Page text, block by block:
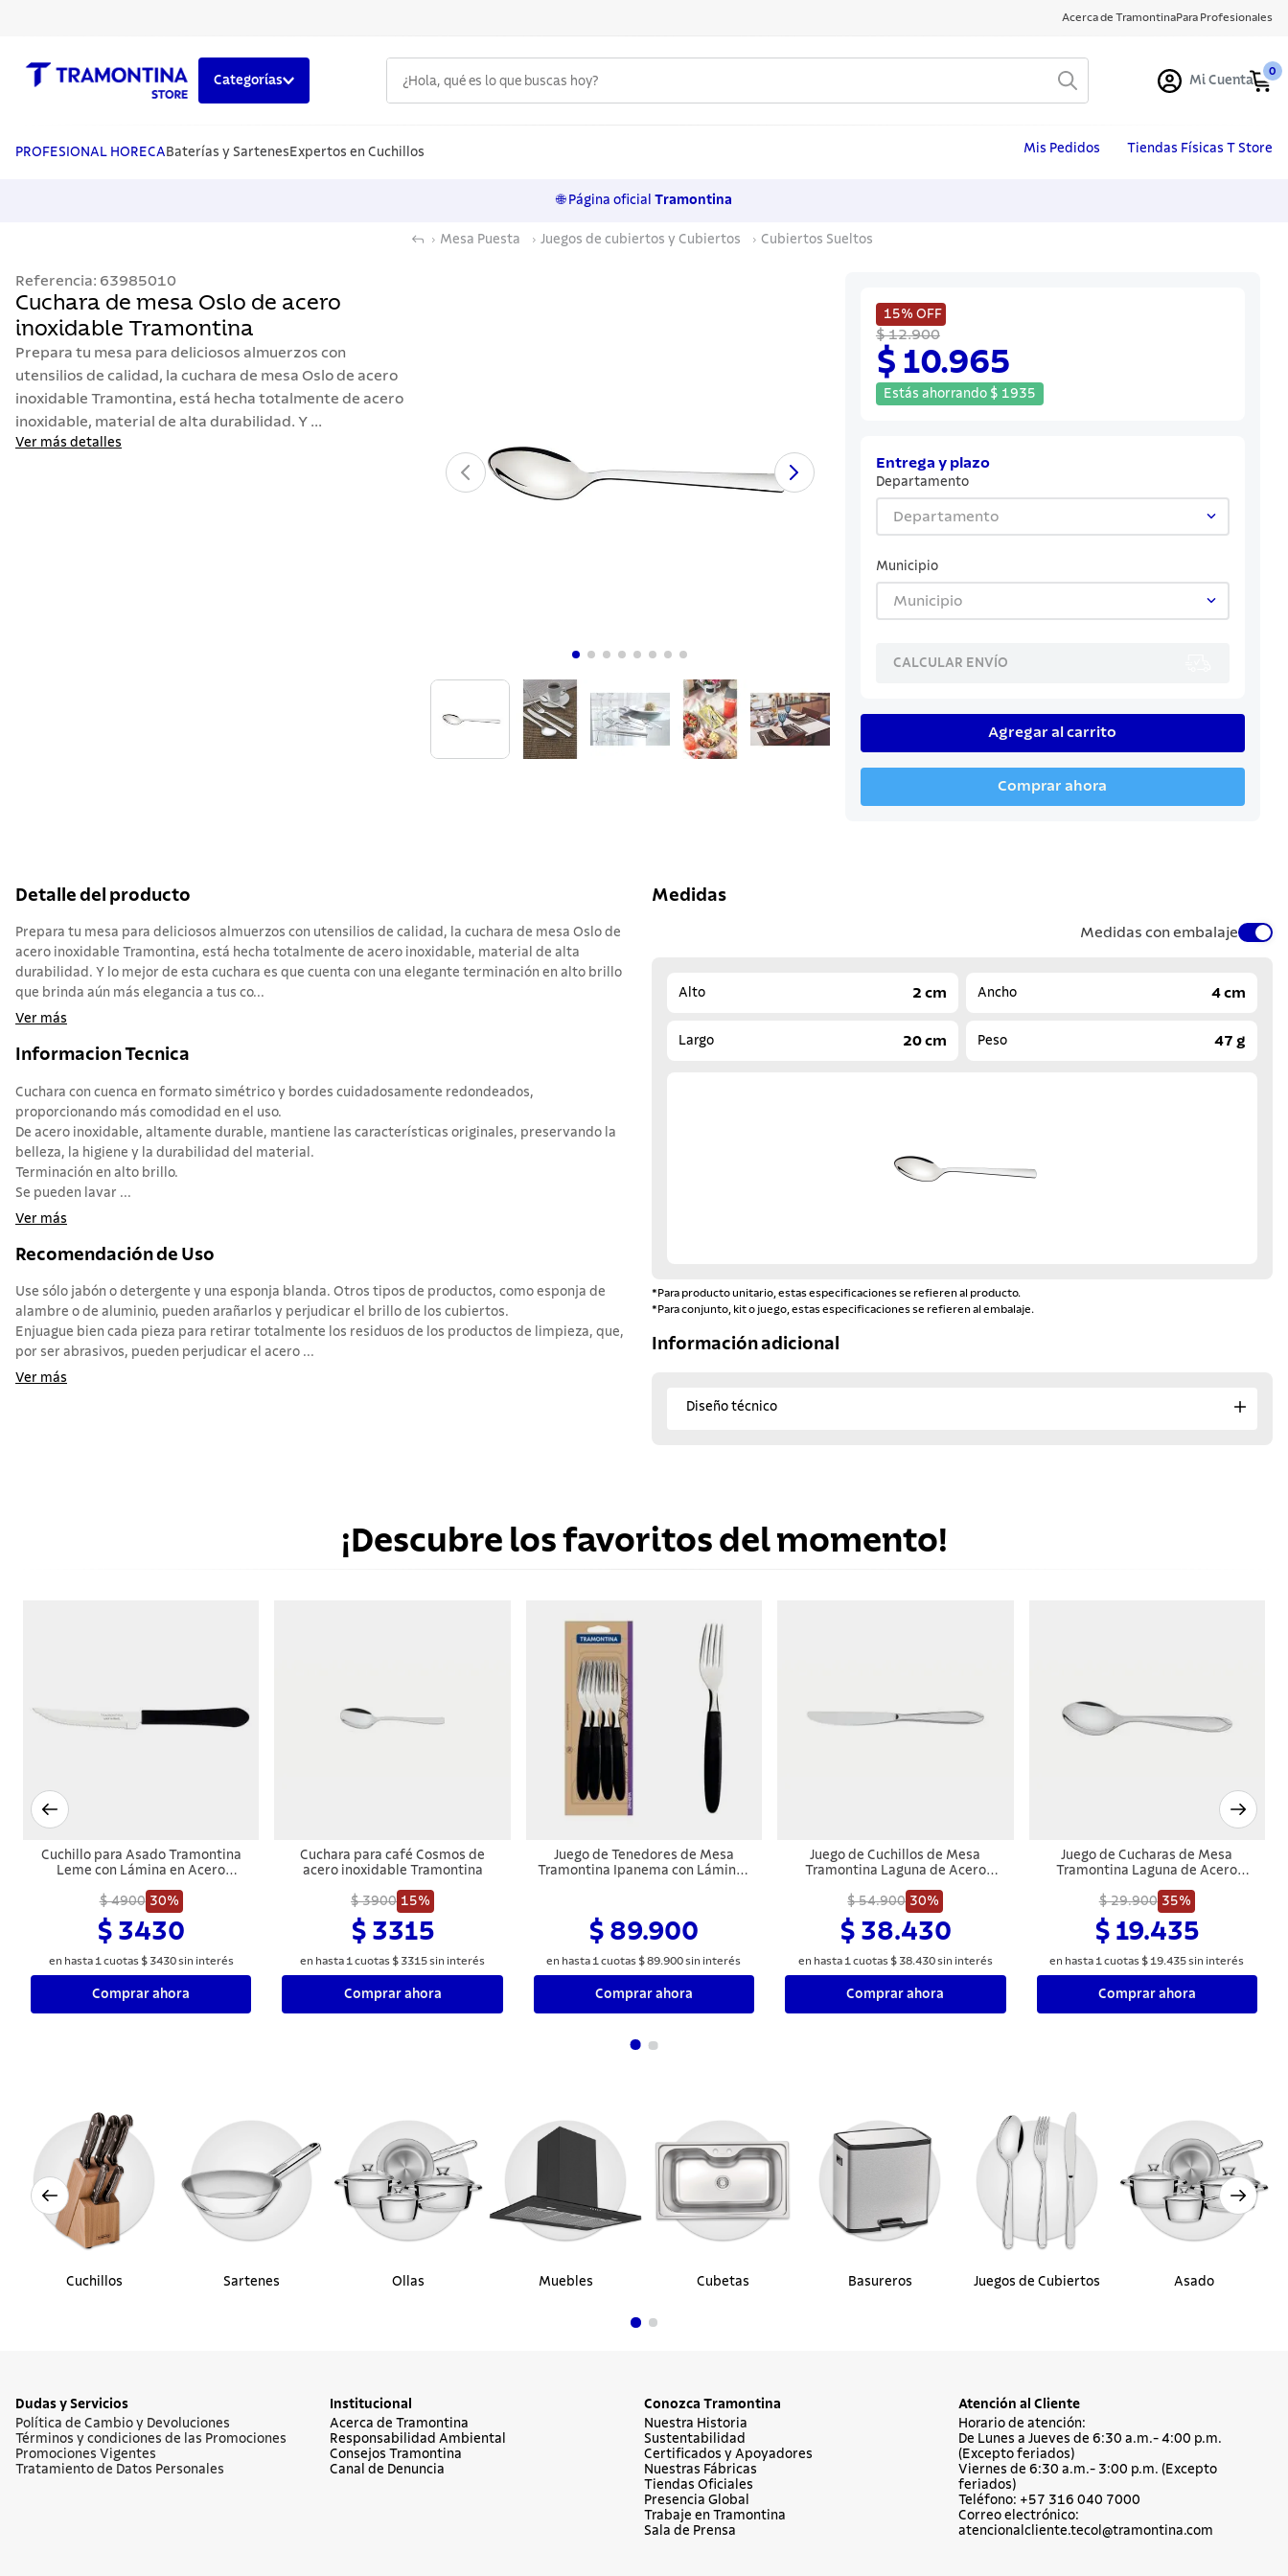
Acerca de TramontinaPara Profesionales
Categorías Mi Cuenta
0
PROFESIONAL HORECA Baterías y Sartenes Expertos en Cuchillos Mis Pedidos Tiendas Físicas T Store
🌐 Página oficial Tramontina
Mesa Puesta Juegos de cubiertos y Cubiertos Cubiertos Sueltos
Referencia: 63985010
Cuchara de mesa Oslo de acero
inoxidable Tramontina
Prepara tu mesa para deliciosos almuerzos con
utensilios de calidad, la cuchara de mesa Oslo de acero
inoxidable Tramontina, está hecha totalmente de acero
inoxidable, material de alta durabilidad. Y ...
Ver más detalles
15% OFF
$ 12.900
$ 10.965
Estás ahorrando $ 1935
Entrega y plazo
Departamento
Departamento
Municipio
Municipio
CALCULAR ENVÍO
Agregar al carrito
Comprar ahora
Detalle del producto
Prepara tu mesa para deliciosos almuerzos con utensilios de calidad, la cuchara de mesa Oslo de
acero inoxidable Tramontina, está hecha totalmente de acero inoxidable, material de alta
durabilidad. Y lo mejor de esta cuchara es que cuenta con una elegante terminación en alto brillo
que brinda aún más elegancia a tus co...
Ver más
Informacion Tecnica
Cuchara con cuenca en formato simétrico y bordes cuidadosamente redondeados,
proporcionando más comodidad en el uso.
De acero inoxidable, altamente durable, mantiene las características originales, preservando la
belleza, la higiene y la durabilidad del material.
Terminación en alto brillo.
Se pueden lavar ...
Ver más
Recomendación de Uso
Use sólo jabón o detergente y una esponja blanda. Otros tipos de productos, como esponja de
alambre o de aluminio, pueden arañarlos y perjudicar el brillo de los cubiertos.
Enjuague bien cada pieza para retirar totalmente los residuos de los productos de limpieza, que,
por ser abrasivos, pueden perjudicar el acero ...
Ver más
Medidas
Medidas con embalaje
Alto 2 cm Ancho 4 cm
Largo 20 cm Peso 47 g
*Para producto unitario, estas especificaciones se refieren al producto.
*Para conjunto, kit o juego, estas especificaciones se refieren al embalaje.
Información adicional
Diseño técnico
¡Descubre los favoritos del momento!
Cuchillo para Asado Tramontina
Leme con Lámina en Acero
Polipropileno Negro 4"
$ 4900 30%
$ 3430
en hasta 1 cuotas $ 3430sin interés
Comprar ahora
Cuchara para café Cosmos de
acero inoxidable Tramontina
$ 3900 15%
$ 3315
en hasta 1 cuotas $ 3315sin interés
Comprar ahora
Juego de Tenedores de Mesa
Tramontina Ipanema con Láminas
$ 89.900
en hasta 1 cuotas $ 89.900sin interés
Comprar ahora
Juego de Cuchillos de Mesa
Tramontina Laguna de Acero
$ 54.900 30%
$ 38.430
en hasta 1 cuotas $ 38.430sin interés
Comprar ahora
Juego de Cucharas de Mesa
Tramontina Laguna de Acero
$ 29.900 35%
$ 19.435
en hasta 1 cuotas $ 19.435sin interés
Comprar ahora
Cuchillos Sartenes Ollas Muebles Cubetas Basureros Juegos de Cubiertos Asado
Dudas y Servicios
Política de Cambio y Devoluciones
Términos y condiciones de las Promociones
Promociones Vigentes
Tratamiento de Datos Personales
Institucional
Acerca de Tramontina
Responsabilidad Ambiental
Consejos Tramontina
Canal de Denuncia
Conozca Tramontina
Nuestra Historia
Sustentabilidad
Certificados y Apoyadores
Nuestras Fábricas
Tiendas Oficiales
Presencia Global
Trabaje en Tramontina
Sala de Prensa
Atención al Cliente
Horario de atención:
De Lunes a Jueves de 6:30 a.m.- 4:00 p.m.
(Excepto feriados)
Viernes de 6:30 a.m.- 3:00 p.m. (Excepto
feriados)
Teléfono: +57 316 040 7000
Correo electrónico:
atencionalcliente.tecol@tramontina.com
1.
cuchillos
5 . lavaplatos